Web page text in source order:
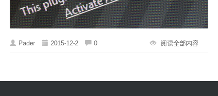
阅读全部内容
Pader 2015-12-2 0